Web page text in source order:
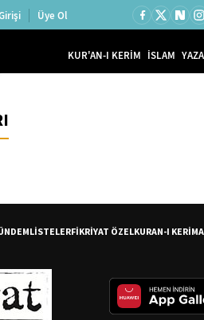
Üye Ol
KUR'AN-I KERİM İSLAM
LİSTELERFİKRİYAT ÖZELKURAN-I KERİM